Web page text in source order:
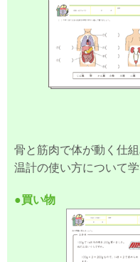
骨と筋肉で体が動く仕
温計の使い方について学
●買い物